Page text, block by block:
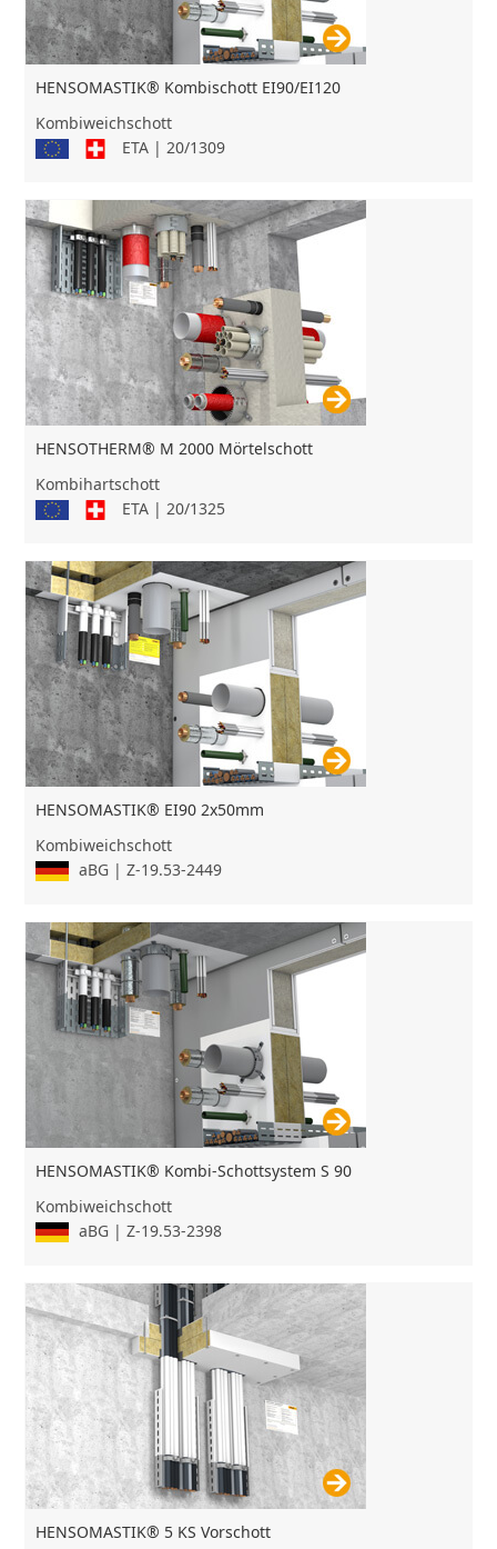
HENSOMASTIK® Kombischott EI90/EI120
Kombiweichschott
ETA | 20/1309
HENSOTHERM® M 2000 Mörtelschott
Kombihartschott
ETA | 20/1325
HENSOMASTIK® EI90 2x50mm
Kombiweichschott
aBG | Z-19.53-2449
HENSOMASTIK® Kombi-Schottsystem S 90
Kombiweichschott
aBG | Z-19.53-2398
HENSOMASTIK® 5 KS Vorschott